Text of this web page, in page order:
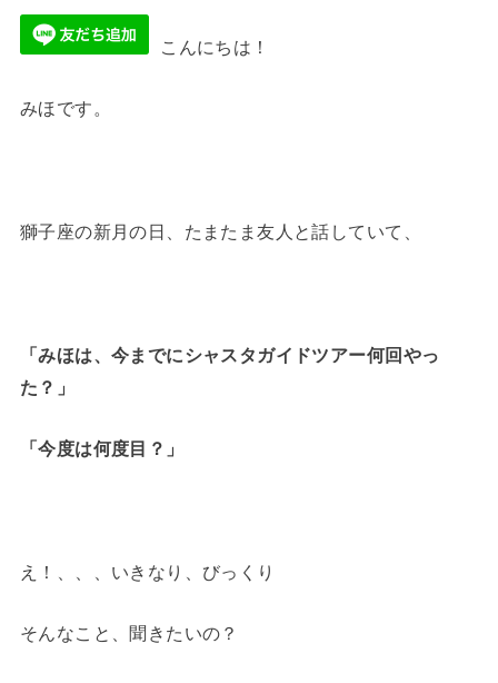
こんにちは！
みほです。
獅子座の新月の日、たまたま友人と話していて、
「みほは、今までにシャスタガイドツアー何回やっ
た？」
「今度は何度目？」
え！、、、いきなり、びっくり
そんなこと、聞きたいの？